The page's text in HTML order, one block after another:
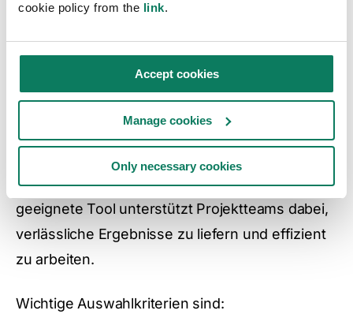
cookie policy from the link.
Accept cookies
Manage cookies
Only necessary cookies
Wie unterscheiden sich
Ökobilanz-
Softwarelösungen?
Beim Vergleich von LCA-Software für
Bauprojekte zählen nicht nur Funktionen. Das
geeignete Tool unterstützt Projektteams dabei,
verlässliche Ergebnisse zu liefern und effizient
zu arbeiten.
Wichtige Auswahlkriterien sind: